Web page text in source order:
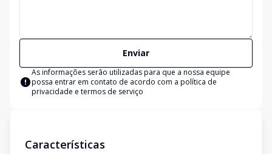
Enviar
As informações serão utilizadas para que a nossa equipe
possa entrar em contato de acordo com a política de
privacidade e termos de serviço
Características